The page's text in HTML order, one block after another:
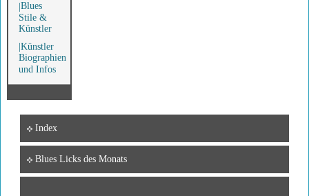
Blues
Stile &
Künstler
Künstler
Biographien
und Infos
Index
Blues Licks des Monats